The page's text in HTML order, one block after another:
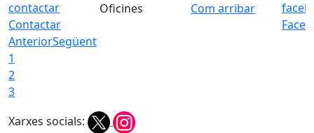
Contactar
Oficines
Com arribar
AnteriorSegüent
1
2
3
Xarxes socials: